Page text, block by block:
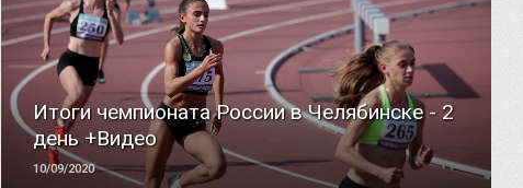
Итоги чемпионата России в Челябинске - 2
день +Видео
10/09/2020
ЧИТАТЬ